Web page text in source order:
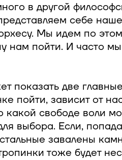
в другой
себе
Мы идем по
нам пойти. И часто
показать две
пойти, зависит от
какой свободе воли
выбора. Если,
завалены
тоже будет